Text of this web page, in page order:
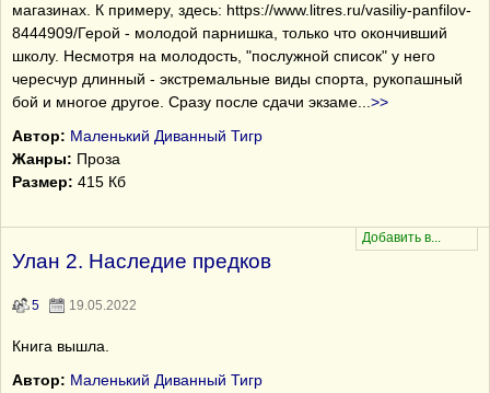
магазинах. К примеру, здесь: https://www.litres.ru/vasiliy-panfilov-
8444909/Герой - молодой парнишка, только что окончивший
школу. Несмотря на молодость, "послужной список" у него
чересчур длинный - экстремальные виды спорта, рукопашный
бой и многое другое. Сразу после сдачи экзаме
>>
Автор: Маленький Диванный Тигр
Жанры: Проза
Размер: 415 Кб
Улан 2. Наследие предков
5 19.05.2022
Книга вышла.
Автор: Маленький Диванный Тигр